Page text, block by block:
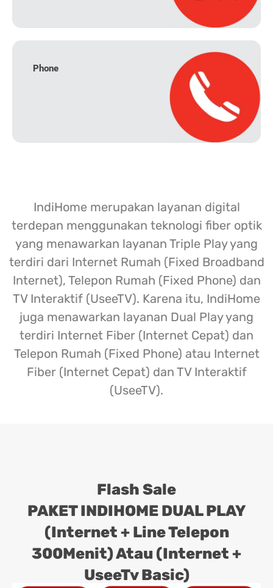
Phone
IndiHome merupakan layanan digital
terdepan menggunakan teknologi fiber optik
yang menawarkan layanan Triple Play yang
terdiri dari Internet Rumah (Fixed Broadband
Internet), Telepon Rumah (Fixed Phone) dan
TV Interaktif (UseeTV). Karena itu, IndiHome
juga menawarkan layanan Dual Play yang
terdiri Internet Fiber (Internet Cepat) dan
Telepon Rumah (Fixed Phone) atau Internet
Fiber (Internet Cepat) dan TV Interaktif
(UseeTV).
Flash Sale
PAKET INDIHOME DUAL PLAY
(Internet + Line Telepon
300Menit) Atau (Internet +
UseeTv Basic)